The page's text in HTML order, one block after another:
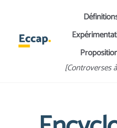
Aller au contenu principal
[Controverses